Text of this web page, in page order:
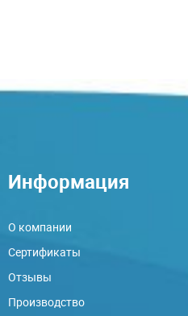
Информация
О компании
Сертификаты
Отзывы
Производство